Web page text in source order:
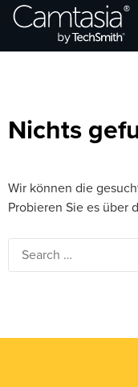
Direkt
zumBrowse Categories
Nichts
Wir können die
Probieren Sie es über